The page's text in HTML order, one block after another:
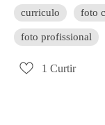
curriculo foto
foto profissional
1 Curtir